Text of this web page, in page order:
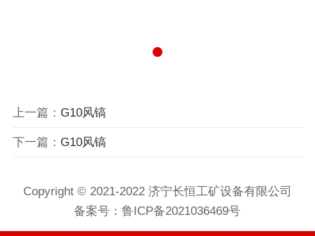
上一篇： G10风镐
下一篇： G10风镐
Copyright © 2021-2022 济宁长恒工矿设备有限公司
备案号：鲁ICP备2021036469号